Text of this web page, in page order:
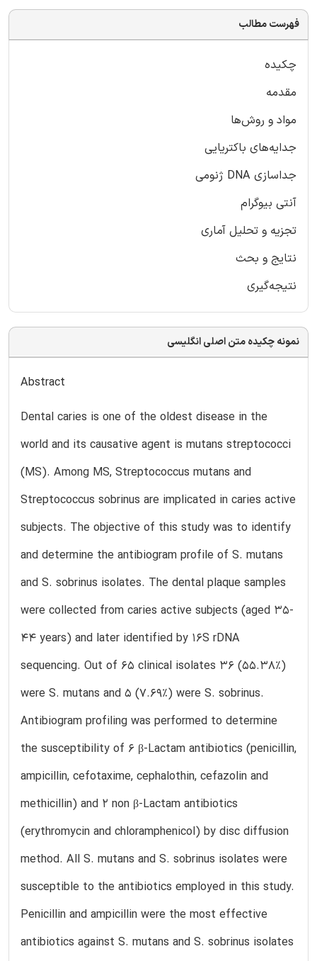
فهرست مطالب
چکیده
مقدمه
مواد و روش‌ها
جدایه‌های باکتریایی
جداسازی DNA ژنومی
آنتی ‌بیوگرام
تجزیه و تحلیل آماری
نتایج و بحث
نتیجه‌گیری
نمونه چکیده متن اصلی انگلیسی
Abstract
Dental caries is one of the oldest disease in the
world and its causative agent is mutans streptococci
(MS). Among MS, Streptococcus mutans and
Streptococcus sobrinus are implicated in caries active
subjects. The objective of this study was to identify
and determine the antibiogram profile of S. mutans
and S. sobrinus isolates. The dental plaque samples
were collected from caries active subjects (aged 35-
44 years) and later identified by 16S rDNA
sequencing. Out of 65 clinical isolates 36 (55.38%)
were S. mutans and 5 (7.69%) were S. sobrinus.
Antibiogram profiling was performed to determine
the susceptibility of 6 β-Lactam antibiotics (penicillin,
ampicillin, cefotaxime, cephalothin, cefazolin and
methicillin) and 2 non β-Lactam antibiotics
(erythromycin and chloramphenicol) by disc diffusion
method. All S. mutans and S. sobrinus isolates were
susceptible to the antibiotics employed in this study.
Penicillin and ampicillin were the most effective
antibiotics against S. mutans and S. sobrinus isolates